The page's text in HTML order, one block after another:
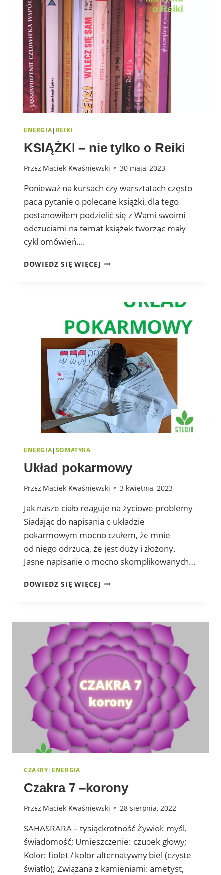
ENERGIA| REIKI
KSIĄŻKI – nie tylko o Reiki
Przez Maciek Kwaśniewski 30 maja, 2023
Ponieważ na kursach czy warsztatach często
pada pytanie o polecane książki, dla tego
postanowiłem podzielić się z Wami swoimi
odczuciami na temat książek tworząc mały
cykl omówień….
DOWIEDZ SIĘ WIĘCEJ KSIĄŻKI
ENERGIA| SOMATYKA
Układ pokarmowy
Przez Maciek Kwaśniewski 3 kwietnia, 2023
Jak nasze ciało reaguje na życiowe problemy
Siadając do napisania o układzie
pokarmowym mocno czułem, że mnie
od niego odrzuca, że jest duży i złożony.
Jasne napisanie o mocno skomplikowanych…
DOWIEDZ SIĘ WIĘCEJ UKŁAD
CZAKRY| ENERGIA
Czakra 7 –korony
Przez Maciek Kwaśniewski 28 sierpnia, 2022
SAHASRARA – tysiąckrotność Żywioł: myśl,
świadomość; Umieszczenie: czubek głowy;
Kolor: fiolet / kolor alternatywny biel (czyste
światło); Związana z kamieniami: ametyst,